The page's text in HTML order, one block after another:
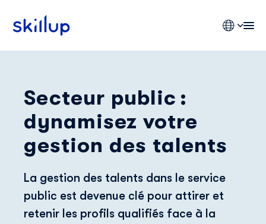
Clients
Secteurs
Tarifs
Secteur public :
dynamisez votre
gestion des talents
La gestion des talents dans le service
public est devenue clé pour attirer et
retenir les profils qualifiés face à la